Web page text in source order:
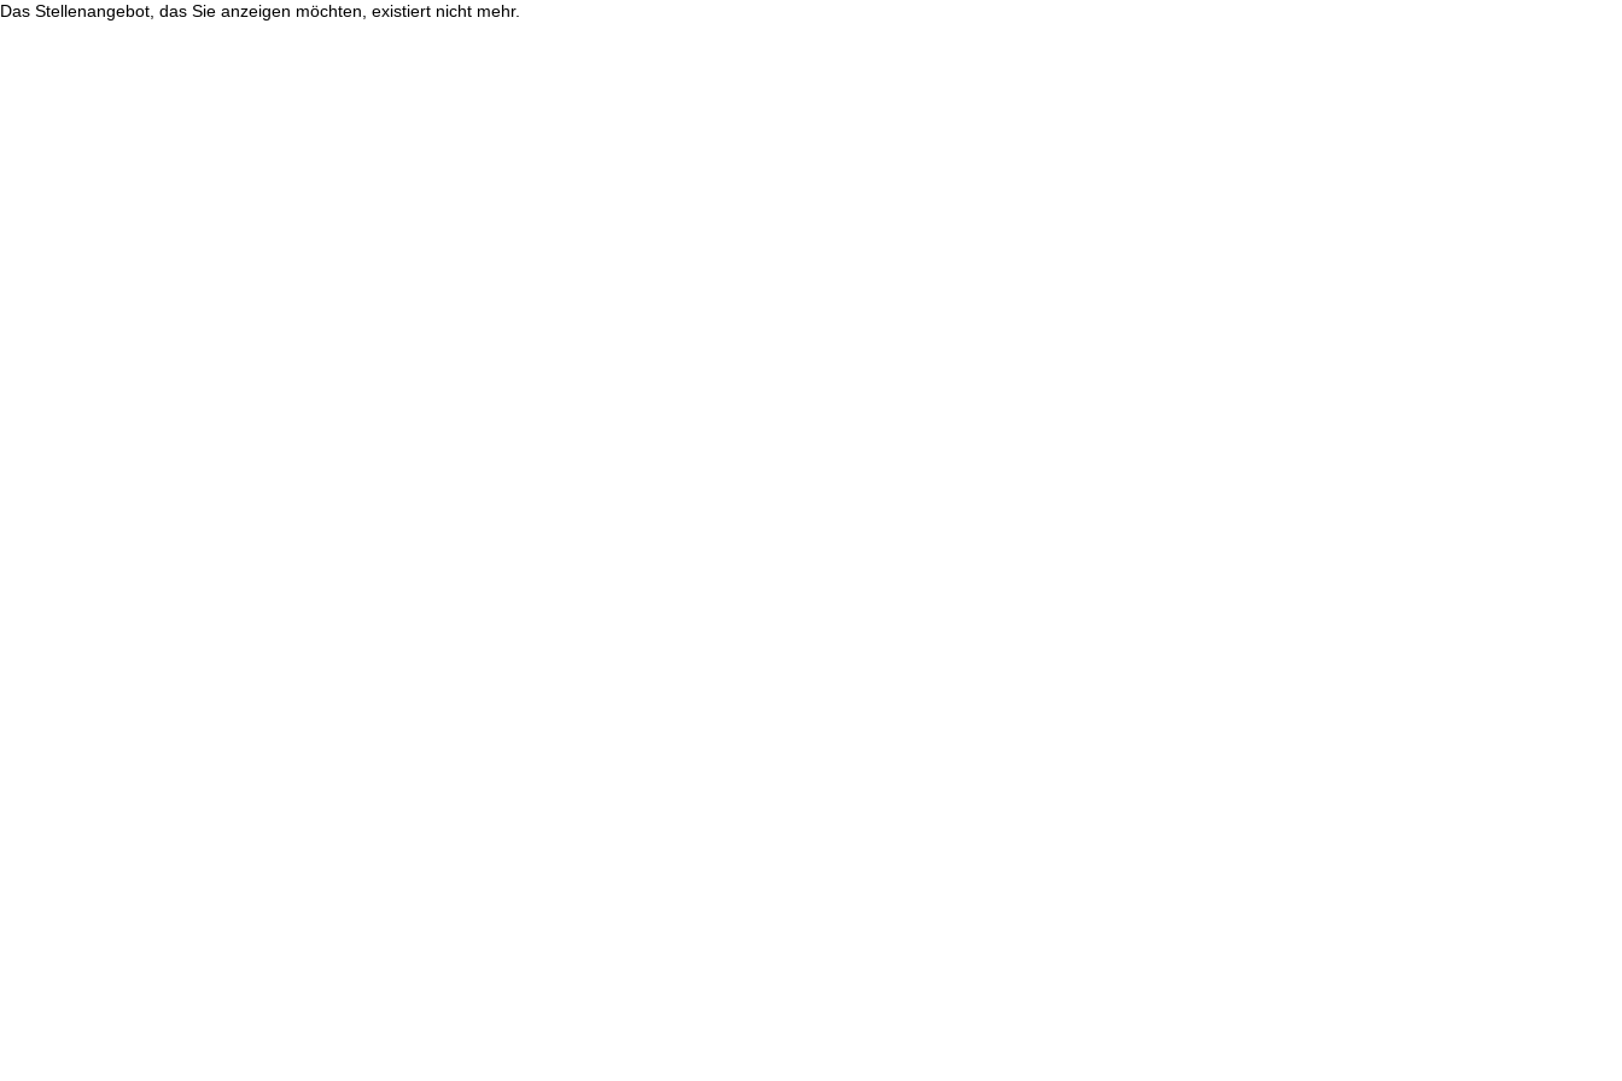
Das Stellenangebot, das Sie anzeigen möchten, existiert nicht mehr.